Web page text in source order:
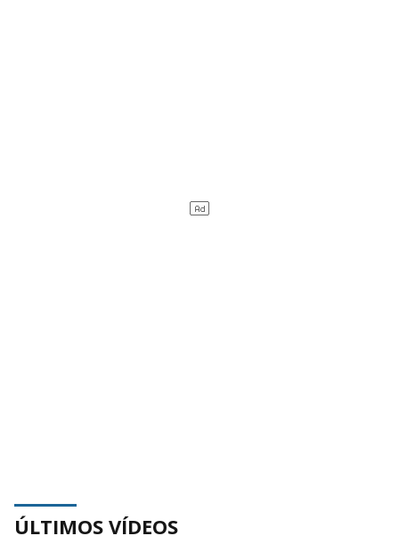
ÚLTIMOS VÍDEOS